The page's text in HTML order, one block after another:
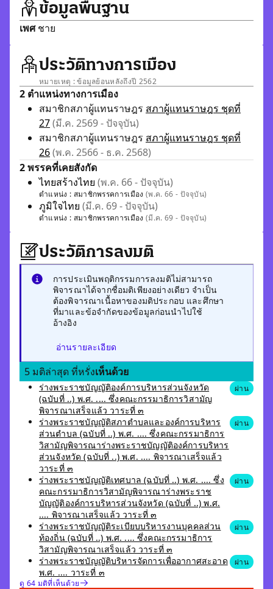
ข้อมูลพื้นฐาน
เพศชาย
ประวัติทางการเมือง
หมายเหตุ : ข้อมูลย้อนหลังถึงปี 2562
2 ตำแหน่งทางการเมือง
สมาชิกสภาผู้แทนราษฎร สภาผู้แทนราษฎร ชุดที่
27(มี.ค. 2569 - ปัจจุบัน)
สมาชิกสภาผู้แทนราษฎร สภาผู้แทนราษฎร ชุดที่
26(พ.ค. 2566 - ธ.ค. 2568)
2 พรรคที่เคยสังกัด
ไทยสร้างไทย (พ.ค. 66 - ปัจจุบัน)
ตำแหน่ง : สมาชิกพรรคการเมือง(พ.ค. 66 - ปัจจุบัน)
ภูมิใจไทย (มี.ค. 69 - ปัจจุบัน)
ตำแหน่ง : สมาชิกพรรคการเมือง(มี.ค. 69 - ปัจจุบัน)
ประวัติการลงมติ
การประเมินพฤติกรรมการลงมติไม่สามารถ
พิจารณาได้จากชื่อมติเพียงอย่างเดียว จำเป็น
ต้องพิจารณาเนื้อหาของมติประกอบ และศึกษา
ที่มาและข้อจำกัดของข้อมูลก่อนนำไปใช้
อ้างอิง
อ่านรายละเอียด
5 มติล่าสุด ที่หรั่งเห็นด้วย
ร่างพระราชบัญญัติองค์การบริหารส่วนจังหวัด
(ฉบับที่ ..) พ.ศ. .... ซึ่งคณะกรรมาธิการวิสามัญ
พิจารณาเสร็จแล้ว วาระที่ ๓
ผ่าน
ร่างพระราชบัญญัติสภาตำบลและองค์การบริหาร
ส่วนตำบล (ฉบับที่ ..) พ.ศ. .... ซึ่งคณะกรรมาธิการ
วิสามัญพิจารณาร่างพระราชบัญญัติองค์การบริหาร
ส่วนจังหวัด (ฉบับที่ ..) พ.ศ. .... พิจารณาเสร็จแล้ว
วาระที่ ๓
ผ่าน
ร่างพระราชบัญญัติเทศบาล (ฉบับที่ ..) พ.ศ. .... ซึ่ง
คณะกรรมาธิการวิสามัญพิจารณาร่างพระราช
บัญญัติองค์การบริหารส่วนจังหวัด (ฉบับที่ ..) พ.ศ.
.... พิจารณาเสร็จแล้ว วาระที่ ๓
ผ่าน
ร่างพระราชบัญญัติระเบียบบริหารงานบุคคลส่วน
ท้องถิ่น (ฉบับที่ ..) พ.ศ. .... ซึ่งคณะกรรมาธิการ
วิสามัญพิจารณาเสร็จแล้ว วาระที่ ๓
ผ่าน
ร่างพระราชบัญญัติบริหารจัดการเพื่ออากาศสะอาด
พ.ศ. .... วาระที่ ๓
ผ่าน
ดู 64 มติที่เห็นด้วย